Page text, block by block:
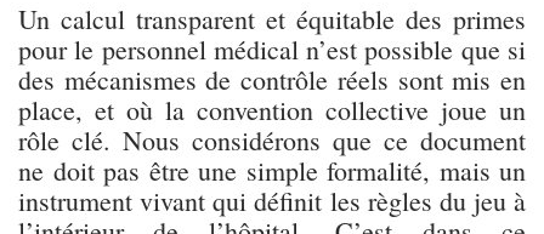
Un calcul transparent et équitable des primes
pour le personnel médical n’est possible que si
des mécanismes de contrôle réels sont mis en
place, et où la convention collective joue un
rôle clé. Nous considérons que ce document
ne doit pas être une simple formalité, mais un
instrument vivant qui définit les règles du jeu à